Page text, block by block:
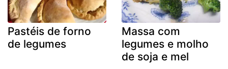
Pastéis de forno
de legumes
Massa com
legumes e molho
de soja e mel